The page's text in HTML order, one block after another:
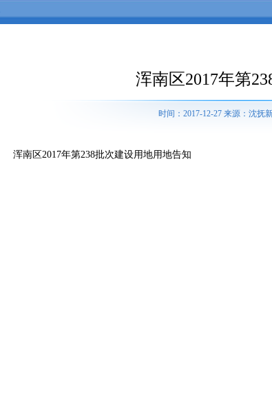
浑南区2017年第
时间：2017-12-27 来源：沈抚
浑南区2017年第238批次建设用地用地告知